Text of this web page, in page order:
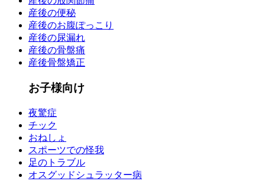
産後の便秘
産後のお腹ぽっこり
産後の尿漏れ
産後の骨盤痛
産後骨盤矯正
お子様向け
夜驚症
チック
おねしょ
スポーツでの怪我
足のトラブル
オスグッドシュラッター病